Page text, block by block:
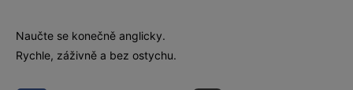
Naučte se konečně anglicky.
Rychle, záživně a bez ostychu.